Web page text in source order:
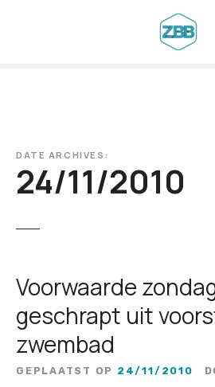
DATE ARCHIVES:
24/11/2010
Voorwaarde
geschrapt uit
zwembad
GEPLAATST OP 24/11/2010